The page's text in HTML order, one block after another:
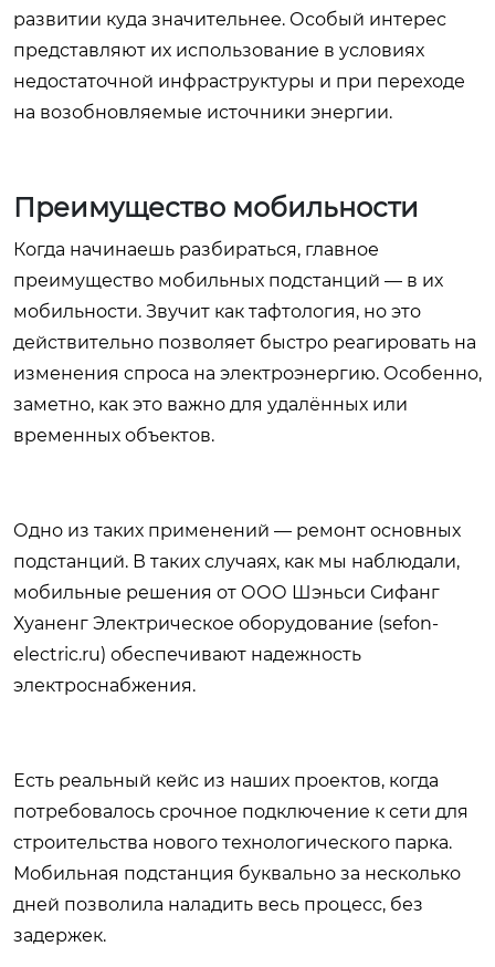
развитии куда значительнее. Особый интерес
представляют их использование в условиях
недостаточной инфраструктуры и при переходе
на возобновляемые источники энергии.
Преимущество мобильности
Когда начинаешь разбираться, главное
преимущество мобильных подстанций — в их
мобильности. Звучит как тафтология, но это
действительно позволяет быстро реагировать на
изменения спроса на электроэнергию. Особенно,
заметно, как это важно для удалённых или
временных объектов.
Одно из таких применений — ремонт основных
подстанций. В таких случаях, как мы наблюдали,
мобильные решения от ООО Шэньси Сифанг
Хуаненг Электрическое оборудование (sefon-
electric.ru) обеспечивают надежность
электроснабжения.
Есть реальный кейс из наших проектов, когда
потребовалось срочное подключение к сети для
строительства нового технологического парка.
Мобильная подстанция буквально за несколько
дней позволила наладить весь процесс, без
задержек.